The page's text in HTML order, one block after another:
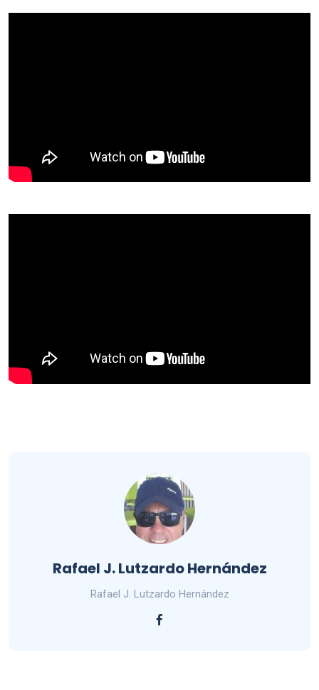
Rafael J. Lutzardo Hernández
Rafael J. Lutzardo Hernández